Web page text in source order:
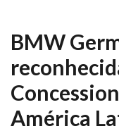
BMW
América